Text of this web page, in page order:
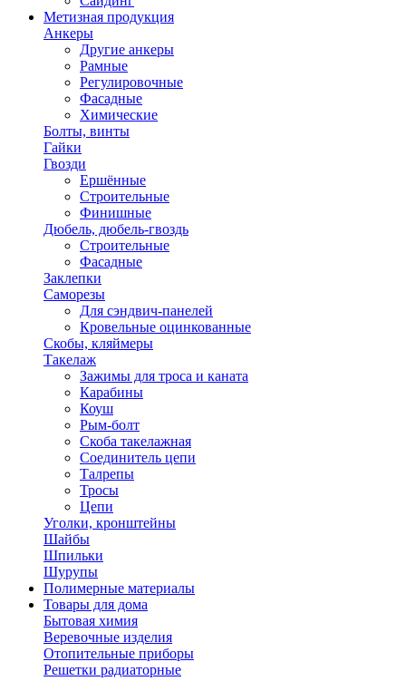
Метизная продукция
Анкеры
Другие анкеры
Рамные
Регулировочные
Фасадные
Химические
Болты, винты
Гайки
Гвозди
Ершённые
Строительные
Финишные
Дюбель, дюбель-гвоздь
Строительные
Фасадные
Заклепки
Саморезы
Для сэндвич-панелей
Кровельные оцинкованные
Скобы, кляймеры
Такелаж
Зажимы для троса и каната
Карабины
Коуш
Рым-болт
Скоба такелажная
Соединитель цепи
Талрепы
Тросы
Цепи
Уголки, кронштейны
Шайбы
Шпильки
Шурупы
Полимерные материалы
Товары для дома
Бытовая химия
Веревочные изделия
Отопительные приборы
Решетки радиаторные